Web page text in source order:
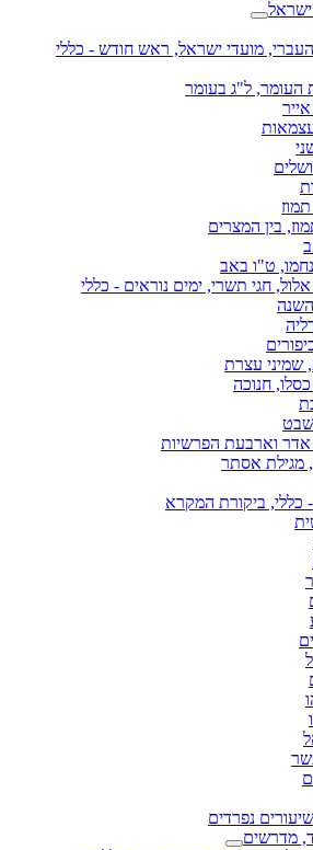
מועדי ישראל, ראש חודש - כללי
העומר, ל"ג בעומר
בין המצרים
ט"ו באב
חגי תשרי, ימים נוראים - כללי
שמיני עצרת
חנוכה
וארבעת הפרשיות
מגילת אסתר
כללי, ביקורת המקרא
נפרדים
מדרשים